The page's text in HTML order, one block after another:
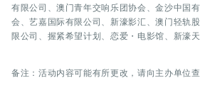
有限公司、澳门青年交响乐团协会、金沙中国
会、艺嘉国际有限公司、新濠影汇、澳门轻轨
限公司、握紧希望计划、恋爱・电影馆、新濠
备注：活动内容可能有所更改，请向主办单位查